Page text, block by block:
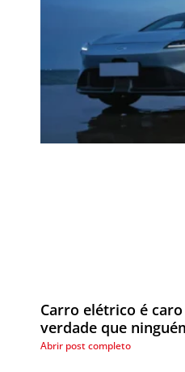
Carro elétrico é
verdade que
Abrir post completo